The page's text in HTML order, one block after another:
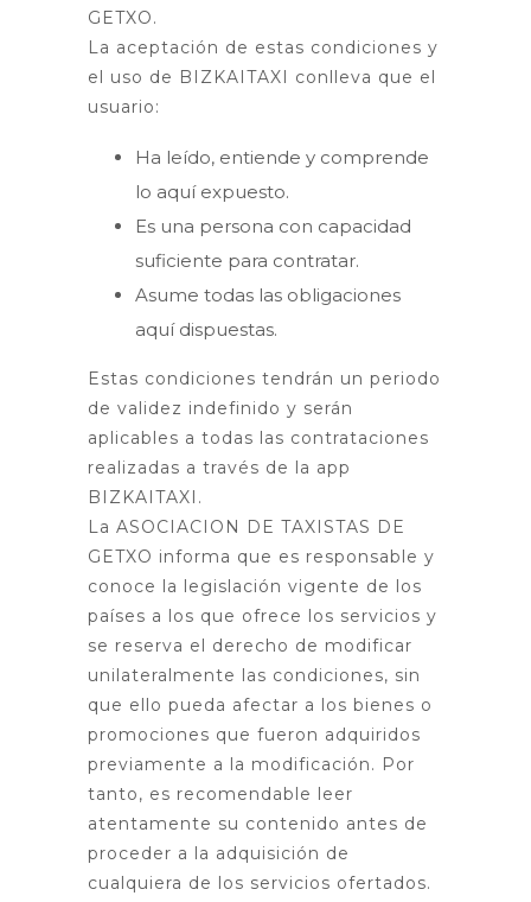
GETXO.
La aceptación de estas condiciones y
el uso de BIZKAITAXI conlleva que el
usuario:
Ha leído, entiende y comprende
lo aquí expuesto.
Es una persona con capacidad
suficiente para contratar.
Asume todas las obligaciones
aquí dispuestas.
Estas condiciones tendrán un periodo
de validez indefinido y serán
aplicables a todas las contrataciones
realizadas a través de la app
BIZKAITAXI.
La ASOCIACION DE TAXISTAS DE
GETXO informa que es responsable y
conoce la legislación vigente de los
países a los que ofrece los servicios y
se reserva el derecho de modificar
unilateralmente las condiciones, sin
que ello pueda afectar a los bienes o
promociones que fueron adquiridos
previamente a la modificación. Por
tanto, es recomendable leer
atentamente su contenido antes de
proceder a la adquisición de
cualquiera de los servicios ofertados.